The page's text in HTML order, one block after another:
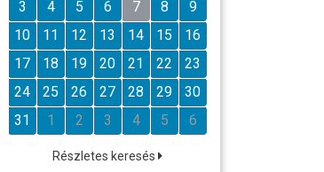
3
4 5 6 7 8
9
10
11 12 13 14 15
16
17
18 19 20 21 22
23
24
25 26 27 28 29
30
31
1 2 3 4 5 6
Részletes keresés